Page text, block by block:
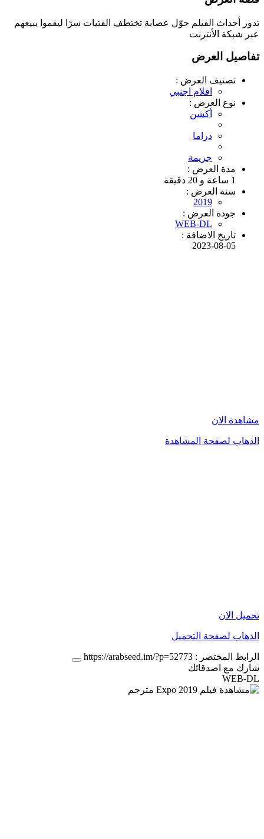
تدور أحداث الفيلم حوّل عصابة تختطف الفتيات سرًا ليقموا ببيعهم
عبر شبكة الأنترنت
تفاصيل العرض
تصنيف العرض :
افلام اجنبي
نوع العرض :
أكشن
دراما
جريمة
مدة العرض :
1 ساعة و 20 دقيقة
سنة العرض :
2019
جودة العرض :
WEB-DL
تاريخ الاضافة :
2023-08-05
مشاهدة الان
الذهاب لصفحة المشاهدة
تحميل الان
الذهاب لصفحة التحميل
الرابط المختصر : https://arabseed.im/?p=52773
شارك مع اصدقائك
WEB-DL